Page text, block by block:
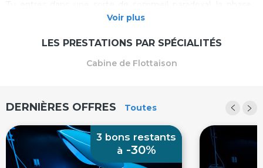
récupératrice par excellence pour le mental, qui réduit le
stress, améliore la qualité du sommeil ou encore stimule la
Tu vas en sortir transformé(e) ! Achète tes billets pour
Graviti : la capsule d'isolation sensorielle !
- Une capsule totalement insonorisée pour te couper
- Une ambiance unique avec un décor de science-fiction
- De nombreux bienfaits physiques et intellectuels (voir la
liste ci-dessous)
- Durée : 1h
Voir plus
LES PRESTATIONS PAR SPÉCIALITÉS
Cabine de Flottaison
DERNIÈRES OFFRES Toutes
3 bons restants
à -30%